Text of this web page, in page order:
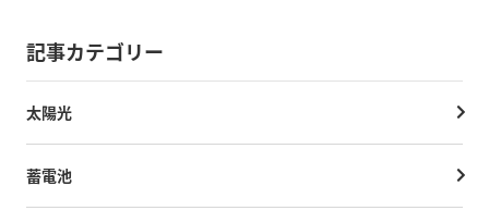
記事カテゴリー
太陽光
蓄電池